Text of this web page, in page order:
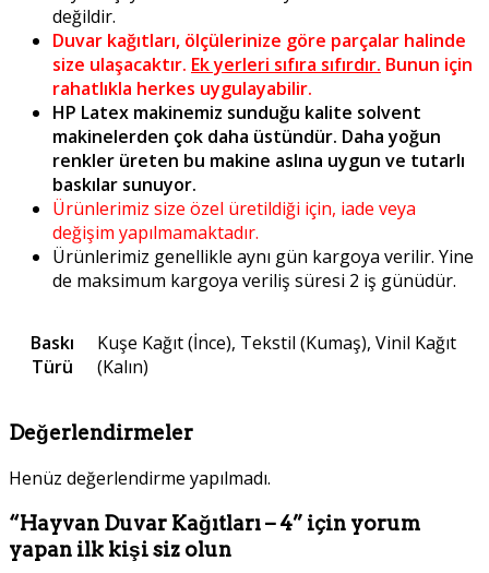
değildir.
Duvar kağıtları, ölçülerinize göre parçalar halinde
size ulaşacaktır. Ek yerleri sıfıra sıfırdır. Bunun için
rahatlıkla herkes uygulayabilir.
HP Latex makinemiz sunduğu kalite solvent
makinelerden çok daha üstündür. Daha yoğun
renkler üreten bu makine aslına uygun ve tutarlı
baskılar sunuyor.
Ürünlerimiz size özel üretildiği için, iade veya
değişim yapılmamaktadır.
Ürünlerimiz genellikle aynı gün kargoya verilir. Yine
de maksimum kargoya veriliş süresi 2 iş günüdür.
Baskı
Türü
Kuşe Kağıt (İnce), Tekstil (Kumaş), Vinil Kağıt
(Kalın)
Değerlendirmeler
Henüz değerlendirme yapılmadı.
“Hayvan Duvar Kağıtları – 4” için yorum
yapan ilk kişi siz olun